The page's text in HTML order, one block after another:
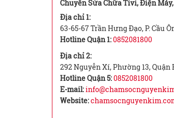
Chuyên Sửa Chữa Tivi, Điện
Địa chỉ 1:
63-65-67 Trần Hưng Đạo, P. Cầu
Hotline Quận 1:0852081800
Địa chỉ 2:
292 Nguyễn Xí, Phường 13,
Hotline Quận 5:0852081800
E-mail:
Website: